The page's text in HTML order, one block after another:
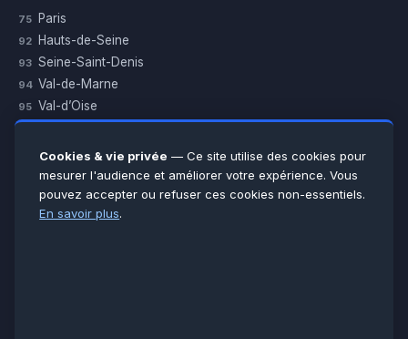
75 Paris
92 Hauts-de-Seine
93 Seine-Saint-Denis
94 Val-de-Marne
95 Val-d’Oise
Essonne
Seine-et-Marne
Voir toutes les villes →
Cookies & vie privée — Ce site utilise des cookies pour
mesurer l'audience et améliorer votre expérience. Vous
pouvez accepter ou refuser ces cookies non-essentiels.
En savoir plus.